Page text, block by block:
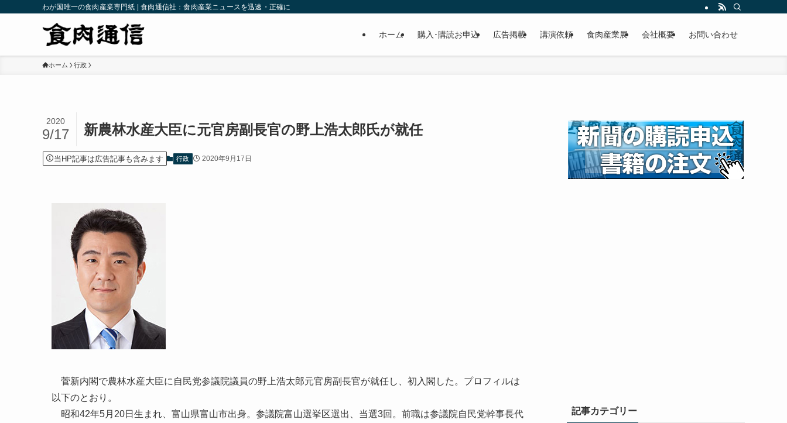
わが国唯一の食肉産業専門紙 | 食肉通信社：食肉産業ニュースを迅速・正確に
ホーム 購入･購読お申込 広告掲載 講演依頼 食肉産業展 会社概要 お問い合わせ
ホーム 行政
新農林水産大臣に元官房副長官の野上浩太郎氏が就任
2020
9/17
当HP記事は広告記事も含みます 行政 2020年9月17日
菅新内閣で農林水産大臣に自民党参議院議員の野上浩太郎元官房副長官が就任し、初入閣した。プロフィルは
以下のとおり。
昭和42年5月20日生まれ、富山県富山市出身。参議院富山選挙区選出、当選3回。前職は参議院自民党幹事長代
記事カテゴリー